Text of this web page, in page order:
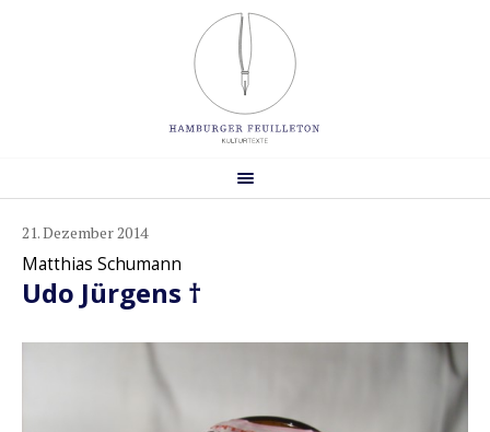
21. Dezember 2014
Matthias Schumann
Udo Jürgens †